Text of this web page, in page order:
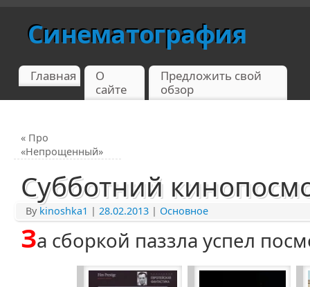
Синематография
Главная
О
сайте
Предложить свой
обзор
« Про
«Непрощенный»
Субботний
By kinoshka1 | 28.02.2013 | Основное
За сборкой паззла успел